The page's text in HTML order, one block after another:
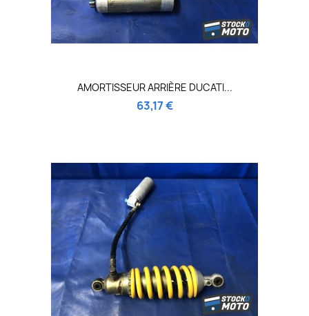
AMORTISSEUR ARRIÈRE DUCATI...
63,17 €